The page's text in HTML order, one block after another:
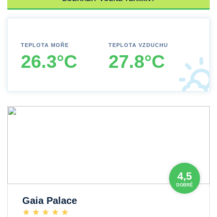
TEPLOTA MOŘE
26.3°C
TEPLOTA VZDUCHU
27.8°C
4,5
DOBRÉ
Gaia Palace